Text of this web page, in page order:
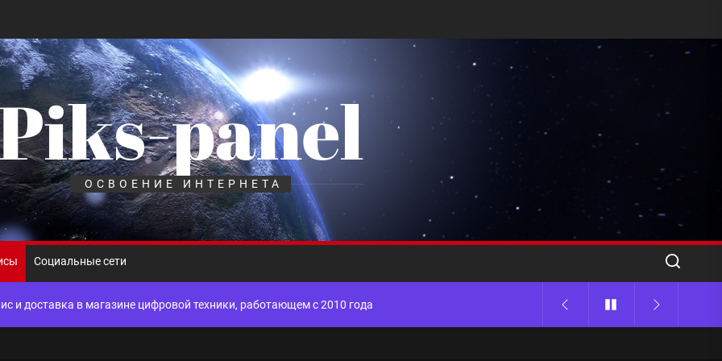
panel
ОСВОЕНИЕ ИНТЕРНЕТА
Социальные сети
принципы работы, риски и способы хранения криптовалют
для ногтевого сервиса, наращивания ресниц и депиляции
оптимизации для коммерческих веб-ресурсов
и доставка в магазине цифровой техники, работающем с 2010 года
захоронения: правила установки оград и методы реставрации памятников